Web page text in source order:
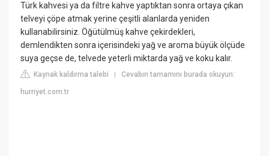
Türk kahvesi ya da filtre kahve yaptıktan sonra ortaya çıkan
telveyi çöpe atmak yerine çeşitli alanlarda yeniden
kullanabilirsiniz. Öğütülmüş kahve çekirdekleri,
demlendikten sonra içerisindeki yağ ve aroma büyük ölçüde
suya geçse de, telvede yeterli miktarda yağ ve koku kalır.
Kaynak kaldırma talebi |Cevabın tamamını burada okuyun:
hurriyet.com.tr